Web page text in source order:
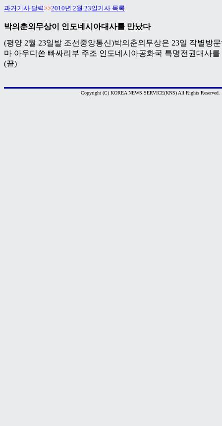
과거기사 달력>>2010년 2월 23일기사 목록
박의춘외무상이 인도네시아대사를 만났다
(평양 2월 23일발 조선중앙통신)박의춘외무상은 23일 작별방
마 아우디쏜 빠싸리부 주조 인도네시아공화국 특명전권대사
(끝)
Copyright (C) KOREA NEWS SERVICE(KNS) All Rights Reserved.